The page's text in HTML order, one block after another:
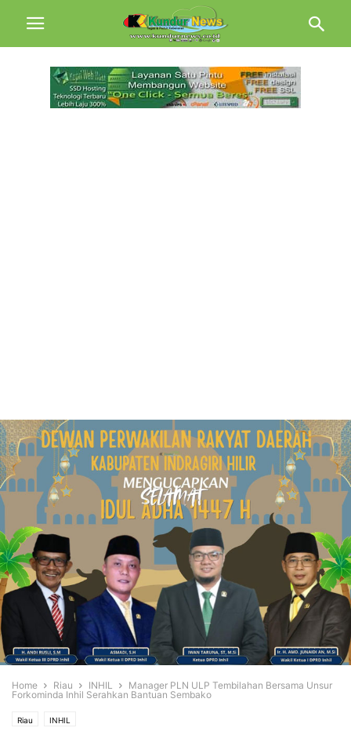
Home Riau INHIL
Manager PLN ULP Tembilahan Bersama Unsur
Forkominda Inhil Serahkan Bantuan Sembako
Riau INHIL